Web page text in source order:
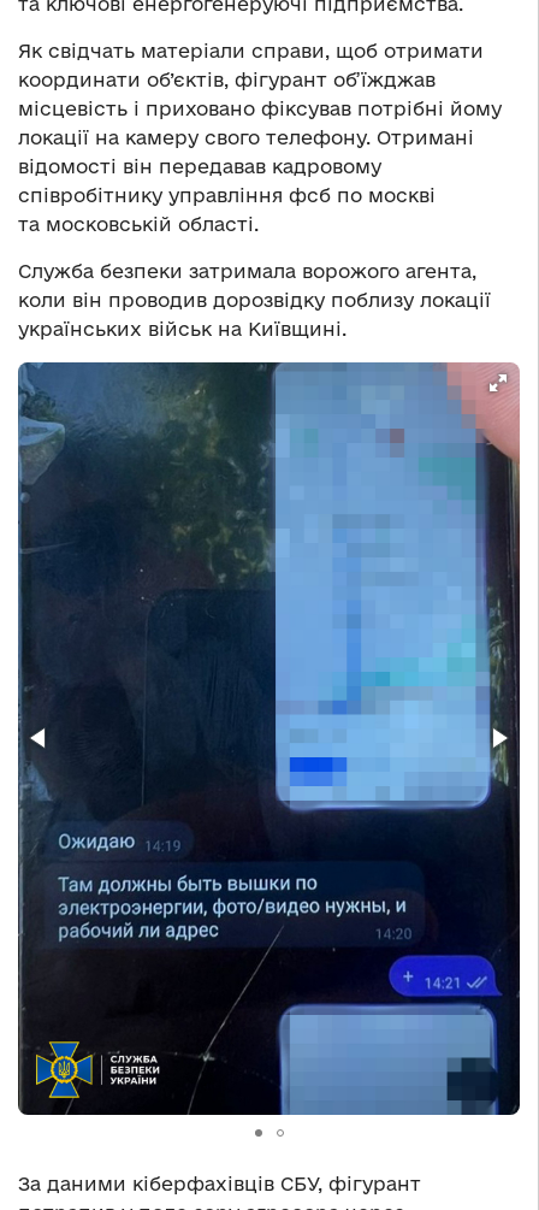
Як свідчать матеріали справи, щоб отримати
координати об’єктів, фігурант об’їжджав
місцевість і приховано фіксував потрібні йому
локації на камеру свого телефону. Отримані
відомості він передавав кадровому
співробітнику управління фсб по москві
та московській області.
Служба безпеки затримала ворожого агента,
коли він проводив дорозвідку поблизу локації
українських військ на Київщині.
За даними кіберфахівців СБУ, фігурант